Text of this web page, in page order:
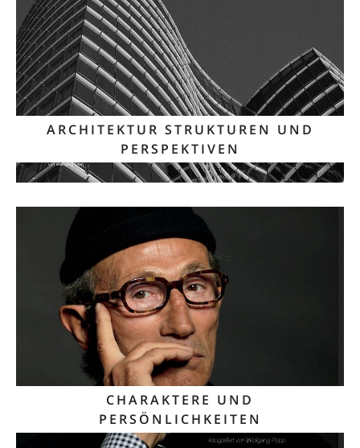
ARCHITEKTUR STRUKTUREN UND
PERSPEKTIVEN
CHARAKTERE UND
PERSÖNLICHKEITEN